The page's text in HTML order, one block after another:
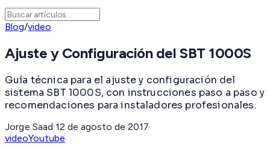
Blog/video
Ajuste y Configuración del SBT 1000S
Guía técnica para el ajuste y configuración del
sistema SBT 1000S, con instrucciones paso a paso y
recomendaciones para instaladores profesionales.
Jorge Saad·12 de agosto de 2017·
videoYoutube